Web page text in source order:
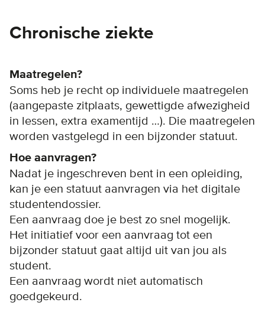
Chronische ziekte
Maatregelen?
Soms heb je recht op individuele maatregelen
(aangepaste zitplaats, gewettigde afwezigheid
in lessen, extra examentijd …). Die maatregelen
worden vastgelegd in een bijzonder statuut.
Hoe aanvragen?
Nadat je ingeschreven bent in een opleiding,
kan je een statuut aanvragen via het digitale
studentendossier.
Een aanvraag doe je best zo snel mogelijk.
Het initiatief voor een aanvraag tot een
bijzonder statuut gaat altijd uit van jou als
student.
Een aanvraag wordt niet automatisch
goedgekeurd.